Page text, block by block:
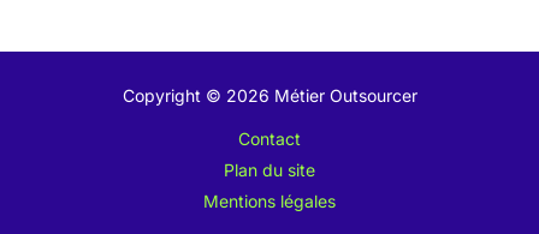
Copyright © 2026 Métier Outsourcer
Contact
Plan du site
Mentions légales